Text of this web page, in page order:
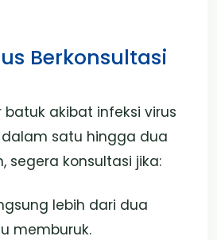
Berkonsultasi
batuk akibat infeksi virus
satu hingga dua
segera konsultasi jika:
lebih dari dua
memburuk.